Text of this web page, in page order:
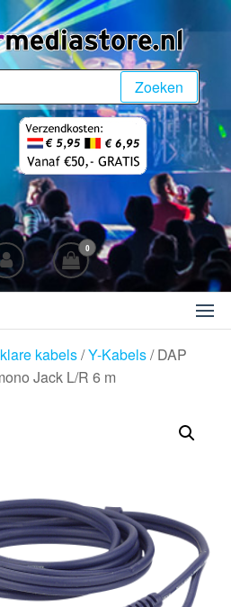
Professionals in
Zoeken
0
kabels/Y-Kabels/ DAP
Jack L/R 6 m